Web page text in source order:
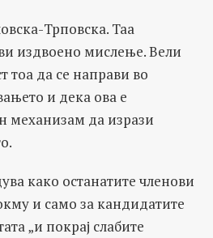
Трповска. Таа
издвоено мислење. Вели
тоа да се направи во
и дека ова е
механизам да изрази
како останатите членови
и само за кандидатите
„и покрај слабите